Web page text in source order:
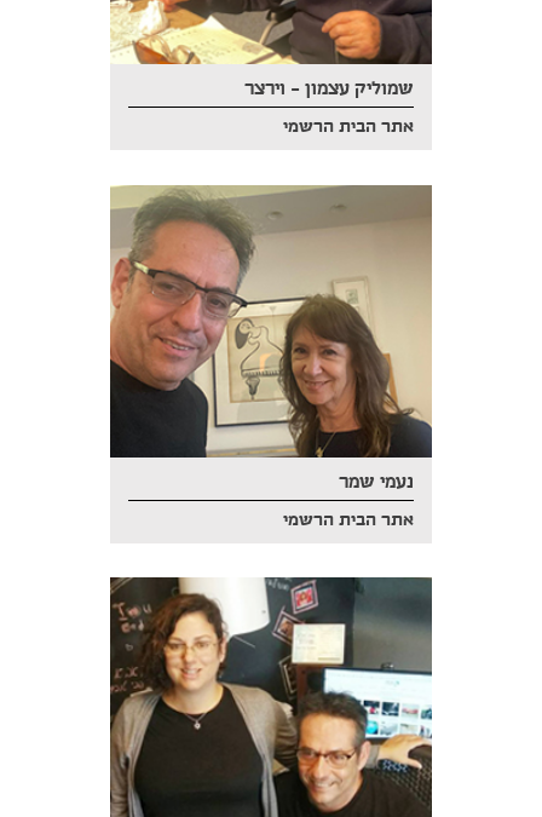
שמוליק עצמון – וירצר
אתר הבית הרשמי
נעמי שמר
אתר הבית הרשמי